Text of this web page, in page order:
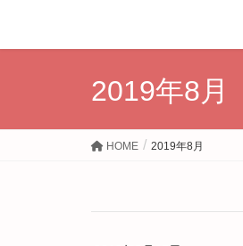
2019年8月
HOME 2019年8月